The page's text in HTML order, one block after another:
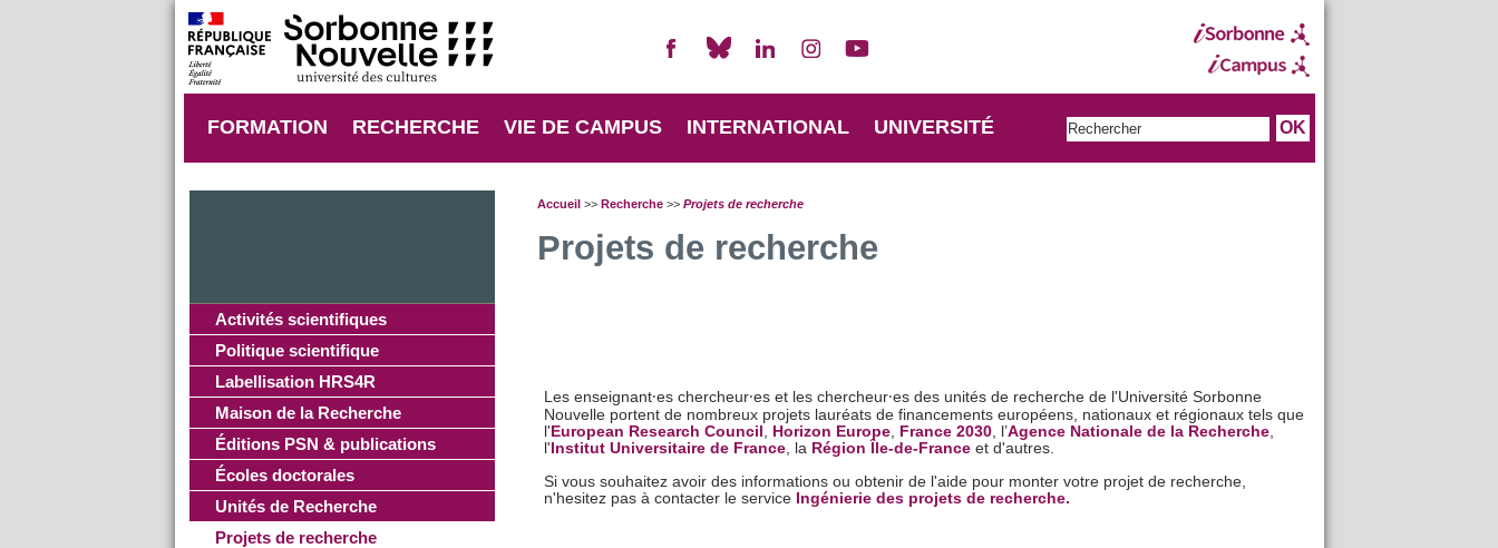
FORMATION RECHERCHE VIE DE CAMPUS INTERNATIONAL UNIVERSITÉ
Activités scientifiques
Politique scientifique
Labellisation HRS4R
Maison de la Recherche
Éditions PSN & publications
Écoles doctorales
Unités de Recherche
Projets de recherche
Accueil>> Recherche>> Projets de recherche
Projets de recherche
Les enseignant⸱es chercheur⸱es et les chercheur⸱es des unités de recherche de l'Université Sorbonne
Nouvelle portent de nombreux projets lauréats de financements européens, nationaux et régionaux tels que
l' European Research Council , Horizon Europe, France 2030, l’Agence Nationale de la Recherche,
l' Institut Universitaire de France, la Région Île-de-France et d'autres.
Si vous souhaitez avoir des informations ou obtenir de l'aide pour monter votre projet de recherche,
n'hesitez pas à contacter le service Ingénierie des projets de recherche.